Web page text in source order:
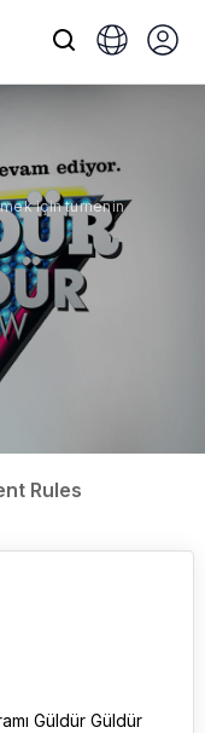
için turnenin
Rules
Güldür Güldür